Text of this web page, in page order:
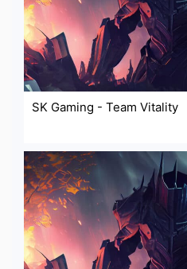
SK Gaming - Team Vitality